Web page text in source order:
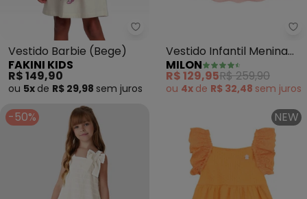
Fakini Kids - Vestido Barbie
Vestido Barbie (Bege)
FAKINI KIDS
R$ 149,90
ou 5x de R$ 29,98 sem juros
Vestido Infantil Menina
Lettering (Rosa)
MILON
R$ 129,95R$ 259,90
ou 4x de R$ 32,48 sem juros
-50% NEW